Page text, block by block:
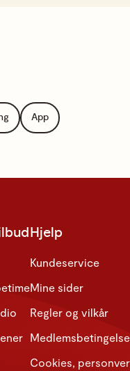
App
Hjelp
Kundeservice
Mine sider
Regler og vilkår
Cookies,